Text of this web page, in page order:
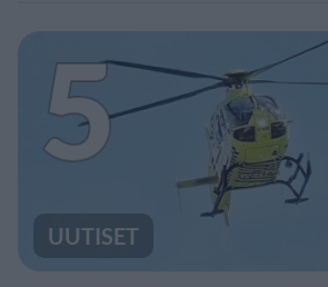
5
UUTISET